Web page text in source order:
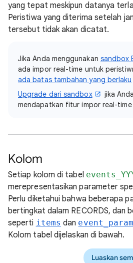
yang tepat meskipun datanya
Peristiwa yang diterima setelah
tersebut tidak akan dicatat.
Jika Anda menggunakan sandbox
ada impor real-time untuk
ada batas tambahan yang berlaku
Upgrade dari sandbox
jika
mendapatkan fitur impor real-
Kolom
Setiap kolom di tabel
merepresentasikan parameter
Perlu diketahui bahwa beberapa
bertingkat dalam RECORDS, dan
seperti items dan
Kolom tabel dijelaskan di bawah.
Luaskan